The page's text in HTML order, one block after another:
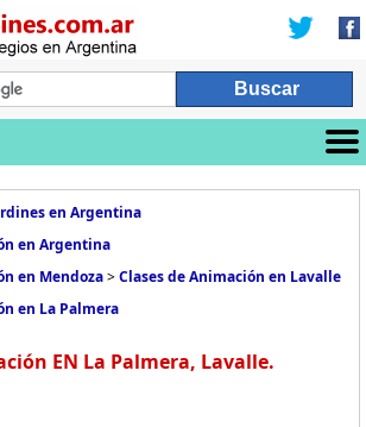
en Argentina
en Argentina
en Mendoza>Clases de Animación en Lavalle
en La Palmera
EN La Palmera, Lavalle.